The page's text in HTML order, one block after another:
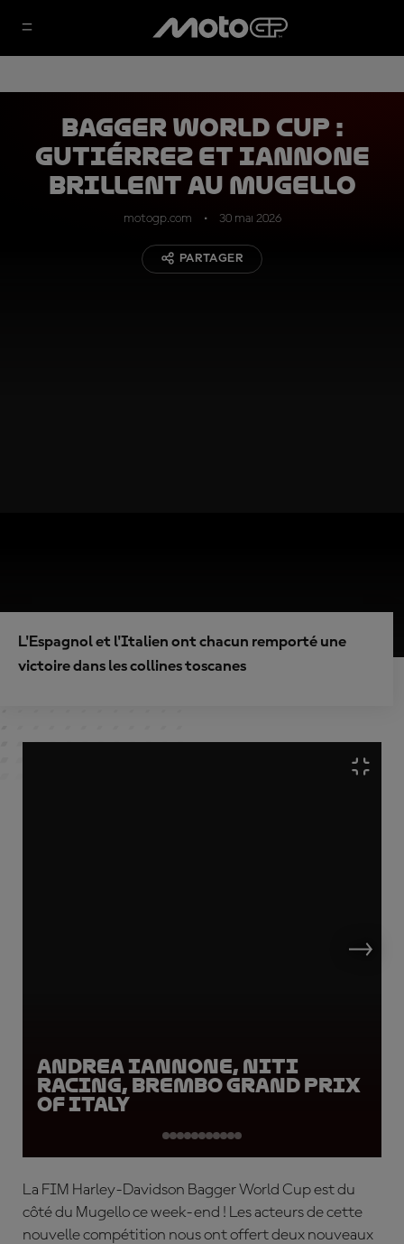
Bagger World Cup :
Gutiérrez et Iannone
brillent au Mugello
motogp.com 30 mai 2026
PARTAGER
L'Espagnol et l'Italien ont chacun remporté une
victoire dans les collines toscanes
Andrea Iannone, Niti
Racing, Brembo Grand Prix
of Italy
La FIM Harley-Davidson Bagger World Cup est du
côté du Mugello ce week-end ! Les acteurs de cette
nouvelle compétition nous ont offert deux nouveaux